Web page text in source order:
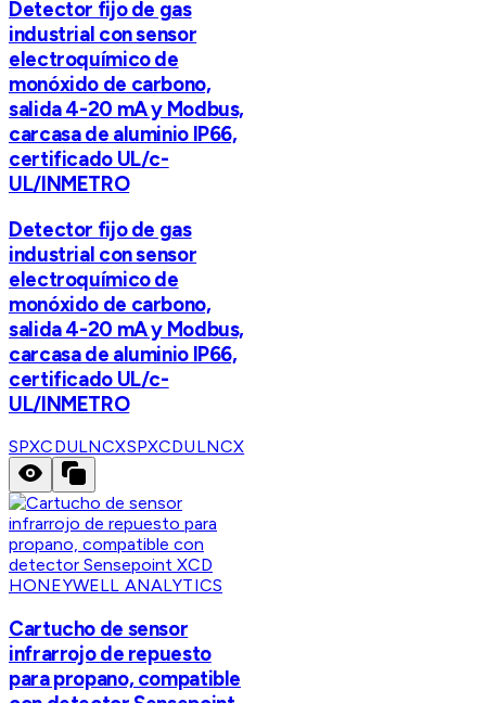
Detector fijo de gas
industrial con sensor
electroquímico de
monóxido de carbono,
salida 4-20 mA y Modbus,
carcasa de aluminio IP66,
certificado UL/c-
UL/INMETRO
Detector fijo de gas
industrial con sensor
electroquímico de
monóxido de carbono,
salida 4-20 mA y Modbus,
carcasa de aluminio IP66,
certificado UL/c-
UL/INMETRO
SPXCDULNCXSPXCDULNCX
HONEYWELL ANALYTICS
Cartucho de sensor
infrarrojo de repuesto
para propano, compatible